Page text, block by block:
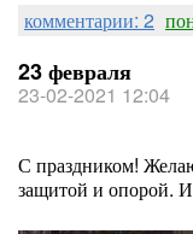
комментарии: 2
23 февраля
23-02-2021 12:04
С праздником!
защитой и опорой.